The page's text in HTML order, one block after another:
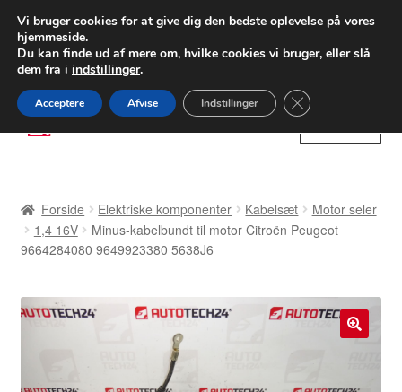
LEVERING fra 55 kr.
FEDEX verdensomspændende forsendelse
80 82 72 02
Spring
til
Spring
til
Betalinger
Klage
Forside Elektriske komponenter Kabelsæt
Motor seler
1,4 16V
Minus-kabelbundt til motor Citroën Peugeot
9664284080 9649923380 5638J6
Vi bruger cookies for at give dig den bedste oplevelse på vores
hjemmeside.
Du kan finde ud af mere om, hvilke cookies vi bruger, eller slå
dem fra i indstillinger.
Acceptere Afvise Indstillinger Close GDPR